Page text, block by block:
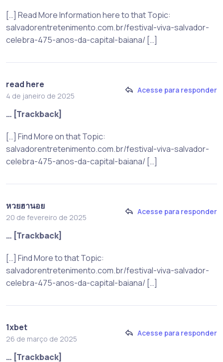
[…] Read More Information here to that Topic:
salvadorentretenimento.com.br/festival-viva-salvador-
celebra-475-anos-da-capital-baiana/ […]
read here
4 de janeiro de 2025
Acesse para responder
… [Trackback]
[…] Find More on that Topic:
salvadorentretenimento.com.br/festival-viva-salvador-
celebra-475-anos-da-capital-baiana/ […]
หวยฮานอย
20 de fevereiro de 2025
Acesse para responder
… [Trackback]
[…] Find More to that Topic:
salvadorentretenimento.com.br/festival-viva-salvador-
celebra-475-anos-da-capital-baiana/ […]
1xbet
26 de março de 2025
Acesse para responder
… [Trackback]